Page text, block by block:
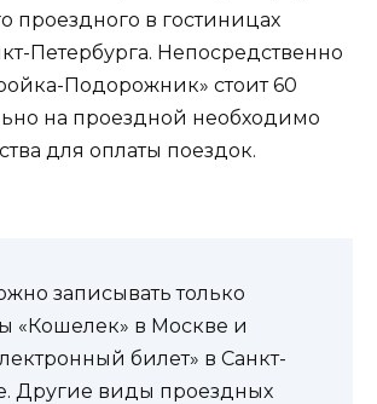
проездного в гостиницах
Петербурга. Непосредственно
Подорожник» стоит 60
на проездной необходимо
для оплаты поездок.
записывать только
«Кошелек» в Москве и
билет» в Санкт-
Другие виды проездных